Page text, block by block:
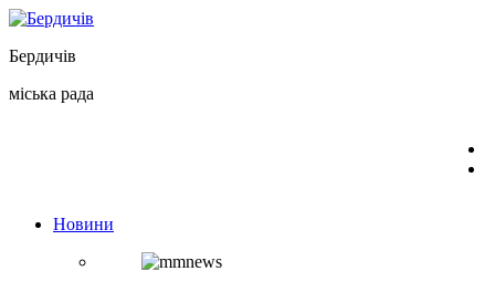
Перейти
вмісту
Бердичів
міська рада
Новини